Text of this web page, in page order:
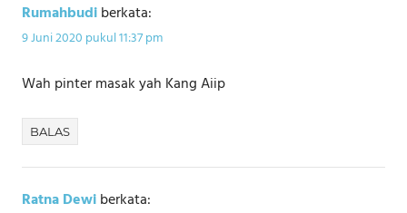
Rumahbudiberkata:
9 Juni 2020 pukul 11:37 pm
Wah pinter masak yah Kang Aiip
BALAS
Ratna Dewiberkata: